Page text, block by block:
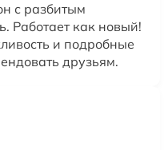
с разбитым
Работает как новый!
и подробные
друзьям.